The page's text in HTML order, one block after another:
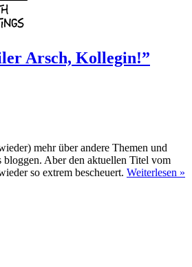
Arsch, Kollegin!”
mehr über andere Themen und
bloggen. Aber den aktuellen Titel vom
so extrem bescheuert. Weiterlesen »